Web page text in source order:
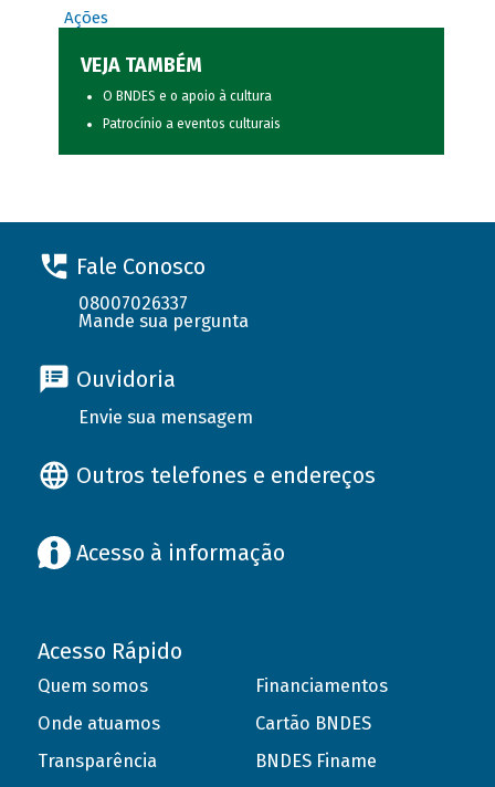
Ações
VEJA TAMBÉM
O BNDES e o apoio à cultura
Patrocínio a eventos culturais
Fale Conosco
08007026337
Mande sua pergunta
Ouvidoria
Envie sua mensagem
Outros telefones e endereços
Acesso à informação
Acesso Rápido
Quem somos
Onde atuamos
Transparência
Financiamentos
Cartão BNDES
BNDES Finame